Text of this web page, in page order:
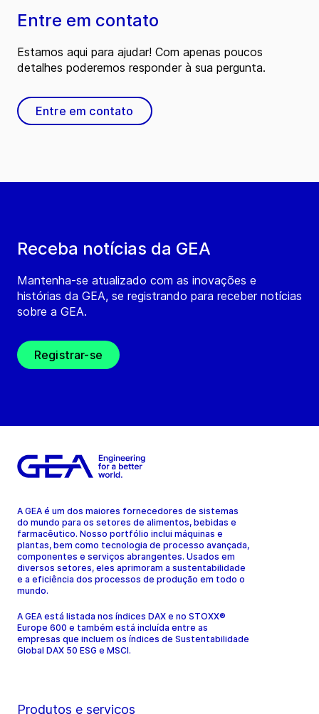
Receba notícias da GEA
Mantenha-se atualizado com as inovações e
histórias da GEA, se registrando para receber notícias
sobre a GEA.
Registrar-se
Entre em contato
Estamos aqui para ajudar! Com apenas poucos
detalhes poderemos responder à sua pergunta.
Entre em contato
A GEA é um dos maiores fornecedores de sistemas
do mundo para os setores de alimentos, bebidas e
farmacêutico. Nosso portfólio inclui máquinas e
plantas, bem como tecnologia de processo avançada,
componentes e serviços abrangentes. Usados em
diversos setores, eles aprimoram a sustentabilidade
e a eficiência dos processos de produção em todo o
mundo.
A GEA está listada nos índices DAX e no STOXX®
Europe 600 e também está incluída entre as
empresas que incluem os índices de Sustentabilidade
Global DAX 50 ESG e MSCI.
Produtos e serviços